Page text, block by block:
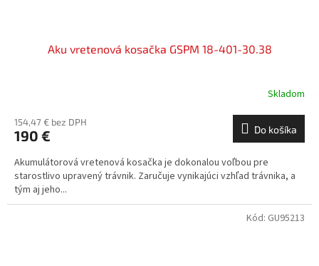
Aku vretenová kosačka GSPM 18-401-30.38
Skladom
154,47 € bez DPH
190 € Do košíka
Akumulátorová vretenová kosačka je dokonalou voľbou pre
starostlivo upravený trávnik. Zaručuje vynikajúci vzhľad trávnika, a
tým aj jeho...
Kód: GU95213